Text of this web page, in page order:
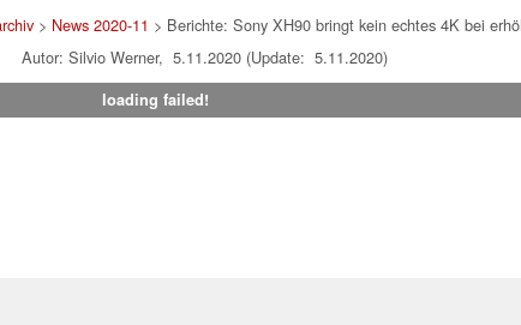
> News 2020-11 > Berichte: Sony XH90 bringt kein echtes 4K bei
Autor: Silvio Werner, 5.11.2020 (Update: 5.11.2020)
loading failed!